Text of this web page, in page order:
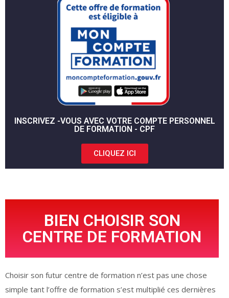
INSCRIVEZ -VOUS AVEC VOTRE COMPTE PERSONNEL
DE FORMATION - CPF
CLIQUEZ ICI
BIEN CHOISIR SON
CENTRE DE FORMATION
Choisir son futur centre de formation n’est pas une chose
simple tant l’offre de formation s’est multiplié ces dernières